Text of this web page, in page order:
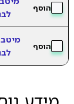
הוסף
לבני 60
הוסף
לבני 60